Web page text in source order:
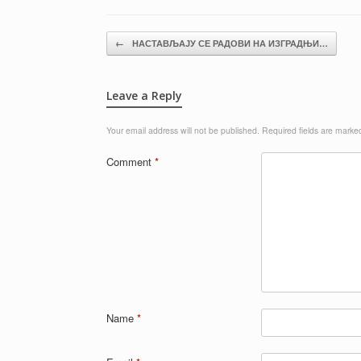
Post navigation
← НАСТАВЉАЈУ СЕ РАДОВИ НА ИЗГРАДЊИ…
Leave a Reply
Your email address will not be published. Required fields are
Comment *
Name *